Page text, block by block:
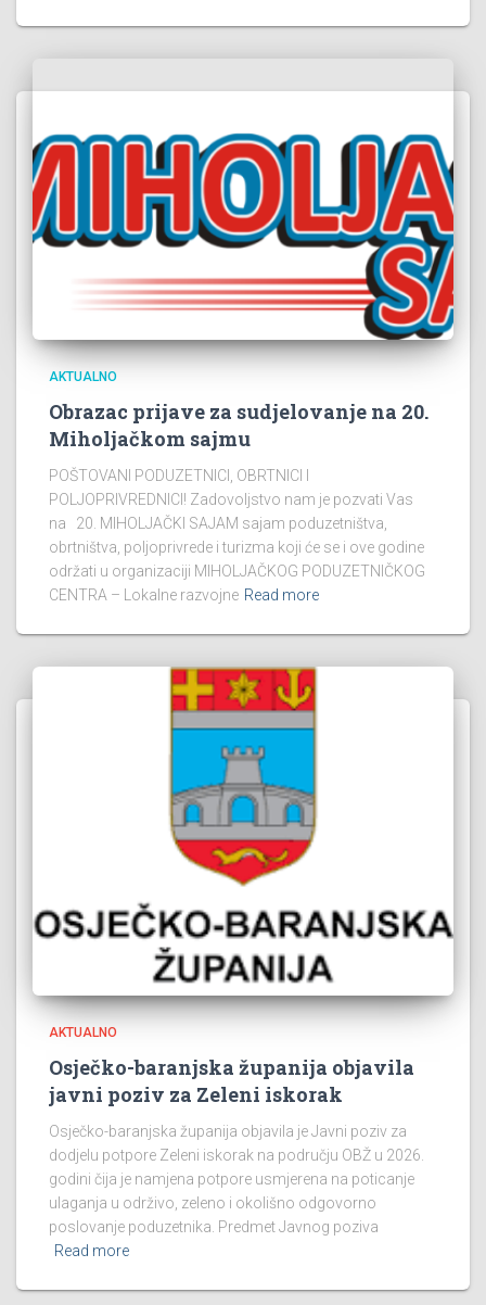
AKTUALNO
Obrazac prijave za sudjelovanje na 20.
Miholjačkom sajmu
POŠTOVANI PODUZETNICI, OBRTNICI I
POLJOPRIVREDNICI! Zadovoljstvo nam je pozvati Vas
na 20. MIHOLJAČKI SAJAM sajam poduzetništva,
obrtništva, poljoprivrede i turizma koji će se i ove godine
održati u organizaciji MIHOLJAČKOG PODUZETNIČKOG
CENTRA – Lokalne razvojne Read more
AKTUALNO
Osječko-baranjska županija objavila
javni poziv za Zeleni iskorak
Osječko-baranjska županija objavila je Javni poziv za
dodjelu potpore Zeleni iskorak na području OBŽ u 2026.
godini čija je namjena potpore usmjerena na poticanje
ulaganja u održivo, zeleno i okolišno odgovorno
poslovanje poduzetnika. Predmet Javnog poziva
Read more